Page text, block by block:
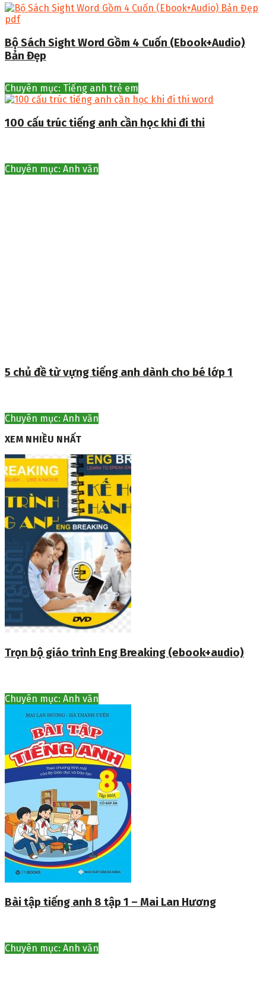
Bộ Sách Sight Word Gồm 4 Cuốn (Ebook+Audio)
Bản Đẹp
Chuyên mục: Tiếng anh trẻ em
100 cấu trúc tiếng anh cần học khi đi thi
Chuyên mục: Anh văn
5 chủ đề từ vựng tiếng anh dành cho bé lớp 1
Chuyên mục: Anh văn
XEM NHIỀU NHẤT
Trọn bộ giáo trình Eng Breaking (ebook+audio)
Chuyên mục: Anh văn
Bài tập tiếng anh 8 tập 1 – Mai Lan Hương
Chuyên mục: Anh văn